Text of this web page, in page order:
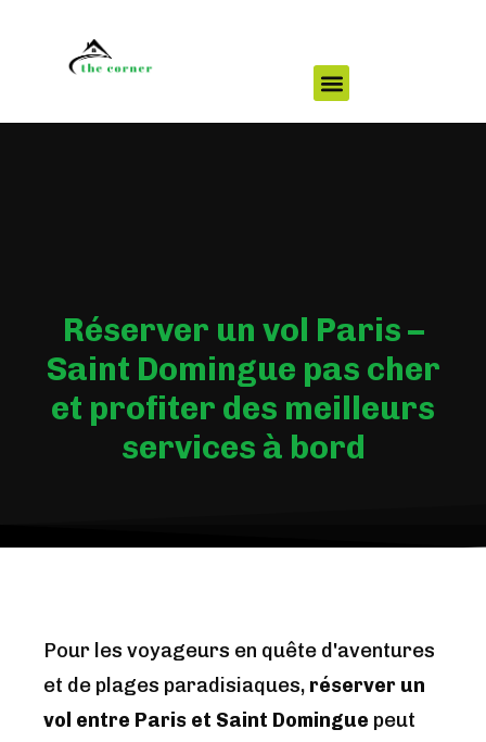
Réserver un vol Paris –
Saint Domingue pas cher
et profiter des meilleurs
services à bord
Pour les voyageurs en quête d'aventures
et de plages paradisiaques, réserver un
vol entre Paris et Saint Domingue peut